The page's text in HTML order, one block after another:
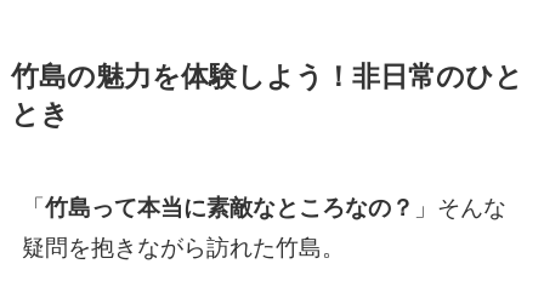
竹島の魅力を体験しよう！非日常のひと
とき
「 竹島って本当に素敵なところなの？ 」そんな
疑問を抱きながら訪れた竹島。